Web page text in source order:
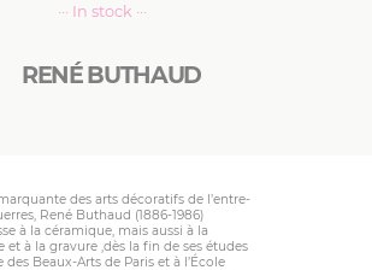
RENÉ BUTHAUD
··· In stock ···
des arts décoratifs de l’entre-
René Buthaud (1886-1986)
à la céramique, mais aussi à la
et à la gravure ,dès la fin de ses études
des Beaux-Arts de Paris et à l’École